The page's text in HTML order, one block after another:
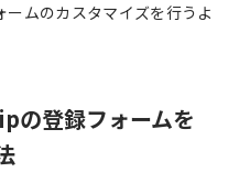
ムのカスタマイズを行うよ
登録フォームを